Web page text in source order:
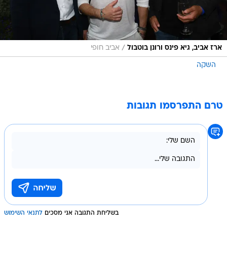
ארז אביב, גיא פינס ורונן בוטבול / אביב חופי
השקה
טרם התפרסמו תגובות
בשליחת התגובה אני מסכים לתנאי השימוש